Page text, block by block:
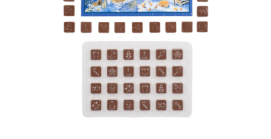
FUNKČNÍ ČOKOLÁDA
Obchodní podmínky
Reklamace
Podmínky ochrany osobních údajů